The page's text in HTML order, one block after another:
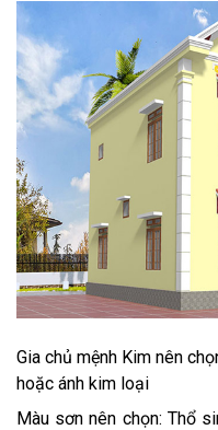
Gia chủ mệnh Kim nên
hoặc ánh kim loại
Màu sơn nên chọn: Thổ